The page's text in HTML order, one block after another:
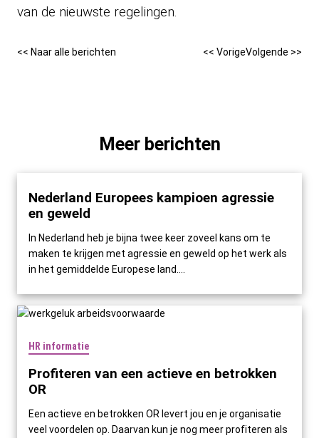
van de nieuwste regelingen.
<< Naar alle berichten << VorigeVolgende >>
Meer berichten
Nederland Europees kampioen agressie
en geweld
In Nederland heb je bijna twee keer zoveel kans om te
maken te krijgen met agressie en geweld op het werk als
in het gemiddelde Europese land....
HR informatie
Profiteren van een actieve en betrokken
OR
Een actieve en betrokken OR levert jou en je organisatie
veel voordelen op. Daarvan kun je nog meer profiteren als